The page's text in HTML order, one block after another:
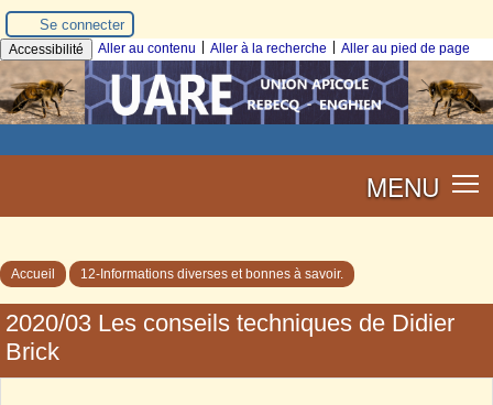
Se connecter
Accessibilité Aller au contenu Aller à la recherche Aller au pied de page
MENU
Accueil 12-Informations diverses et bonnes à savoir.
2020/03 Les conseils techniques de Didier
Brick